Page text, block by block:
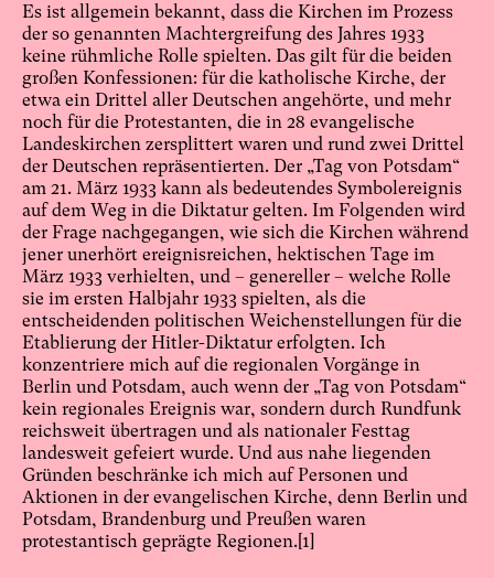
Es ist allgemein bekannt, dass die Kirchen im Prozess
der so genannten Machtergreifung des Jahres 1933
keine rühmliche Rolle spielten. Das gilt für die beiden
großen Konfessionen: für die katholische Kirche, der
etwa ein Drittel aller Deutschen angehörte, und mehr
noch für die Protestanten, die in 28 evangelische
Landeskirchen zersplittert waren und rund zwei Drittel
der Deutschen repräsentierten. Der „Tag von Potsdam“
am 21. März 1933 kann als bedeutendes Symbolereignis
auf dem Weg in die Diktatur gelten. Im Folgenden wird
der Frage nachgegangen, wie sich die Kirchen während
jener unerhört ereignisreichen, hektischen Tage im
März 1933 verhielten, und – genereller – welche Rolle
sie im ersten Halbjahr 1933 spielten, als die
entscheidenden politischen Weichenstellungen für die
Etablierung der Hitler-Diktatur erfolgten. Ich
konzentriere mich auf die regionalen Vorgänge in
Berlin und Potsdam, auch wenn der „Tag von Potsdam“
kein regionales Ereignis war, sondern durch Rundfunk
reichsweit übertragen und als nationaler Festtag
landesweit gefeiert wurde. Und aus nahe liegenden
Gründen beschränke ich mich auf Personen und
Aktionen in der evangelischen Kirche, denn Berlin und
Potsdam, Brandenburg und Preußen waren
protestantisch geprägte Regionen. [1]